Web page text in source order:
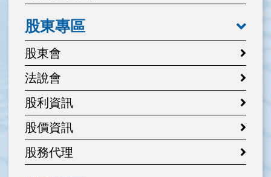
股東專區
股東會
法說會
股利資訊
股價資訊
股務代理